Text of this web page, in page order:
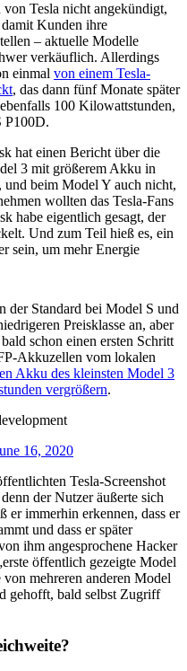
Tesla nicht angekündigt,
Kunden ihre
– aktuelle Modelle
verkäuflich. Allerdings
einmal von einem Tesla-
, das dann fünf Monate später
100 Kilowattstunden,
P100D.
hat einen Bericht über die
3 mit größerem Akku in
beim Model Y auch nicht,
wollten das Tesla-Fans
habe eigentlich gesagt, der
Und zum Teil hieß es, ein
sein, um mehr Energie
der Standard bei Model S und
Preisklasse an, aber
schon einen ersten Schritt
Akkuzellen vom lokalen
Akku des kleinsten Model 3
vergrößern.
16, 2020
Tesla-Screenshot
der Nutzer äußerte sich
er immerhin erkennen, dass er
und dass er später
ihm angesprochene Hacker
öffentlich gezeigte Model
mehreren anderen Model
gehofft, bald selbst Zugriff